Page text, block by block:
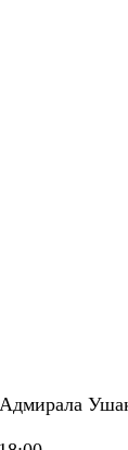
Адмирала